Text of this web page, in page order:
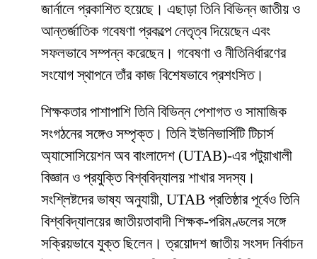
জার্নালে প্রকাশিত হয়েছে। এছাড়া তিনি বিভিন্ন জাতীয় ও
আন্তর্জাতিক গবেষণা প্রকল্পে নেতৃত্ব দিয়েছেন এবং
সফলভাবে সম্পন্ন করেছেন। গবেষণা ও নীতিনির্ধারণের
সংযোগ স্থাপনে তাঁর কাজ বিশেষভাবে প্রশংসিত।
শিক্ষকতার পাশাপাশি তিনি বিভিন্ন পেশাগত ও সামাজিক
সংগঠনের সঙ্গেও সম্পৃক্ত। তিনি ইউনিভার্সিটি টিচার্স
অ্যাসোসিয়েশন অব বাংলাদেশ (UTAB)-এর পটুয়াখালী
বিজ্ঞান ও প্রযুক্তি বিশ্ববিদ্যালয় শাখার সদস্য।
সংশ্লিষ্টদের ভাষ্য অনুযায়ী, UTAB প্রতিষ্ঠার পূর্বেও তিনি
বিশ্ববিদ্যালয়ের জাতীয়তাবাদী শিক্ষক-পরিমণ্ডলের সঙ্গে
সক্রিয়ভাবে যুক্ত ছিলেন। ত্রয়োদশ জাতীয় সংসদ নির্বাচন